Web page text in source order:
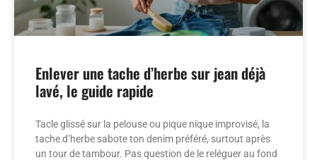
Enlever une tache d’herbe sur jean déjà
lavé, le guide rapide
Tacle glissé sur la pelouse ou pique nique improvisé, la
tache d’herbe sabote ton denim préféré, surtout après
un tour de tambour. Pas question de le reléguer au fond